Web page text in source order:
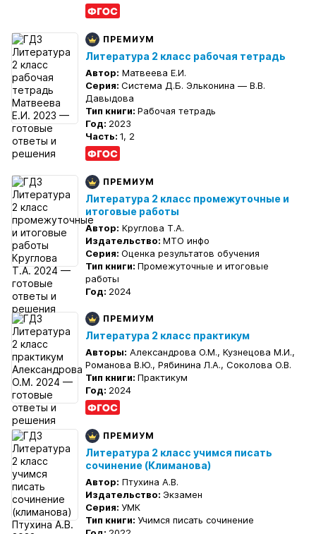
ПРЕМИУМ
Литература 2 класс рабочая тетрадь
Автор: Матвеева Е.И.
Серия: Система Д.Б. Эльконина — В.В.
Давыдова
Тип книги: Рабочая тетрадь
Год: 2023
Часть: 1, 2
ПРЕМИУМ
Литература 2 класс промежуточные и
итоговые работы
Автор: Круглова Т.А.
Издательство: МТО инфо
Серия: Оценка результатов обучения
Тип книги: Промежуточные и итоговые
работы
Год: 2024
ПРЕМИУМ
Литература 2 класс практикум
Авторы: Александрова О.М., Кузнецова М.И.,
Романова В.Ю., Рябинина Л.А., Соколова О.В.
Тип книги: Практикум
Год: 2024
ПРЕМИУМ
Литература 2 класс учимся писать
сочинение (Климанова)
Автор: Птухина А.В.
Издательство: Экзамен
Серия: УМК
Тип книги: Учимся писать сочинение